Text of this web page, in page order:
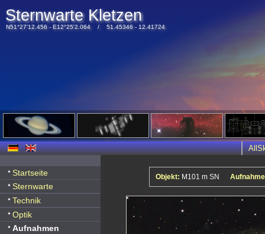
Sternwarte Kletzen
N51°27'12.456 - E12°25'2.064 / 51.45346 - 12.41724
Startseite
Sternwarte
Technik
Optik
Aufnahmen
Objekt: M101 m SN